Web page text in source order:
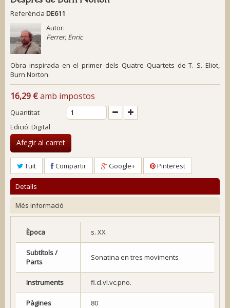
Referència DE611
Autor:
Ferrer, Enric
Obra inspirada en el primer dels Quatre Quartets de T. S. Eliot,
Burn Norton.
16,29 €amb impostos
Quantitat
Edició: Digital
Afegir al carret
Tuit Compartir Google+ Pinterest
Detalls
Més informació
Època s. XX
Subtítols /
Parts
Sonatina en tres moviments
Instruments fl.cl.vl.vc.pno.
Pàgines 80